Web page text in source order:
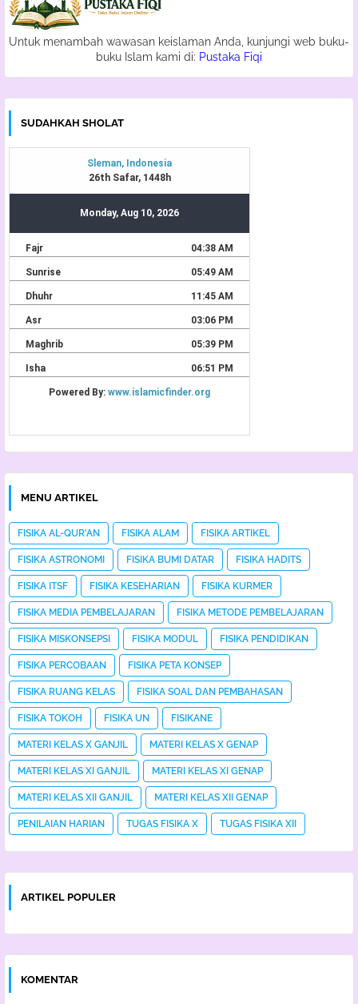
Untuk menambah wawasan keislaman Anda, kunjungi web buku-
buku Islam kami di: Pustaka Fiqi
SUDAHKAH SHOLAT
MENU ARTIKEL
FISIKA AL-QUR'AN FISIKA ALAM FISIKA ARTIKEL
FISIKA ASTRONOMI FISIKA BUMI DATAR FISIKA HADITS
FISIKA ITSF FISIKA KESEHARIAN FISIKA KURMER
FISIKA MEDIA PEMBELAJARAN FISIKA METODE PEMBELAJARAN
FISIKA MISKONSEPSI FISIKA MODUL FISIKA PENDIDIKAN
FISIKA PERCOBAAN FISIKA PETA KONSEP
FISIKA RUANG KELAS FISIKA SOAL DAN PEMBAHASAN
FISIKA TOKOH FISIKA UN FISIKANE
MATERI KELAS X GANJIL MATERI KELAS X GENAP
MATERI KELAS XI GANJIL MATERI KELAS XI GENAP
MATERI KELAS XII GANJIL MATERI KELAS XII GENAP
PENILAIAN HARIAN TUGAS FISIKA X TUGAS FISIKA XII
ARTIKEL POPULER
KOMENTAR